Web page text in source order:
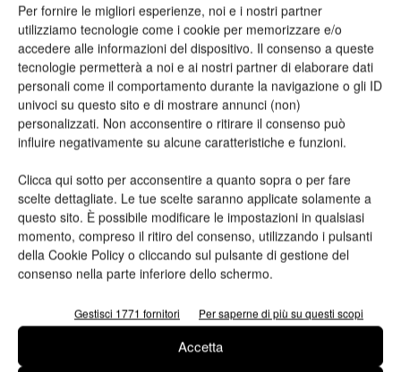
Per fornire le migliori esperienze, noi e i nostri partner
utilizziamo tecnologie come i cookie per memorizzare e/o
accedere alle informazioni del dispositivo. Il consenso a queste
tecnologie permetterà a noi e ai nostri partner di elaborare dati
personali come il comportamento durante la navigazione o gli ID
univoci su questo sito e di mostrare annunci (non)
personalizzati. Non acconsentire o ritirare il consenso può
influire negativamente su alcune caratteristiche e funzioni.
Clicca qui sotto per acconsentire a quanto sopra o per fare
scelte dettagliate. Le tue scelte saranno applicate solamente a
questo sito. È possibile modificare le impostazioni in qualsiasi
momento, compreso il ritiro del consenso, utilizzando i pulsanti
della Cookie Policy o cliccando sul pulsante di gestione del
consenso nella parte inferiore dello schermo.
Gestisci 1771 fornitori Per saperne di più su questi scopi
Accetta
Azienda
E-mail*
Telefono